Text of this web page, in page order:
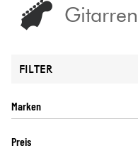
Violinen &
FILTER
Marken
Preis